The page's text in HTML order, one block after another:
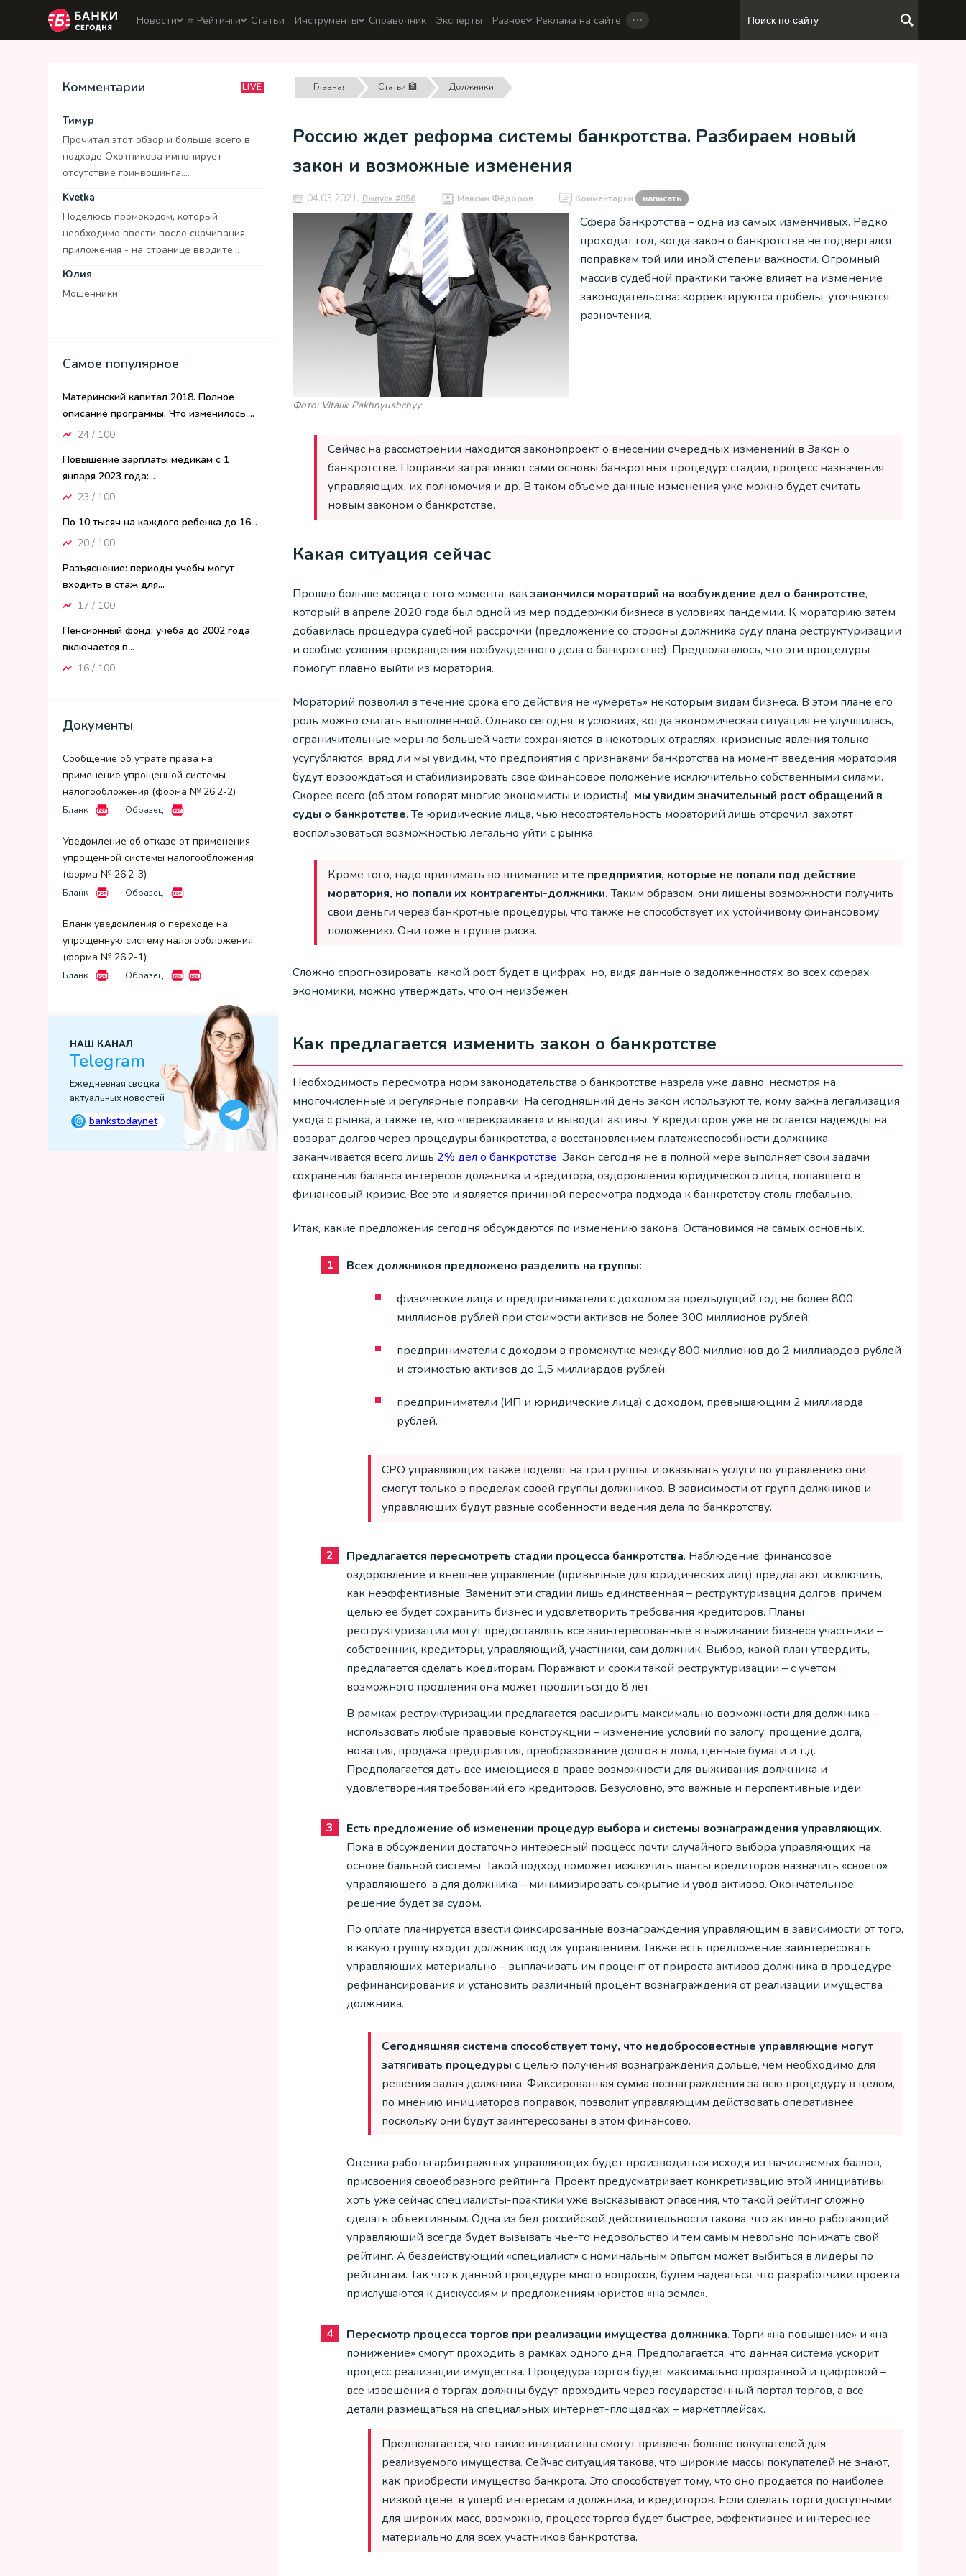
Новости ⭐️ Рейтинги Статьи Инструменты Справочник Эксперты Разное Реклама на сайте …
Комментарии LIVE
Тимур
Прочитал этот обзор и больше всего в
подходе Охотникова импонирует
отсутствие гринвошинга....
Kvetka
Поделюсь промокодом, который
необходимо ввести после скачивания
приложения - на странице вводите...
Юлия
Мошенники
Самое популярное
Материнский капитал 2018. Полное
описание программы. Что изменилось,...
24 / 100
Повышение зарплаты медикам с 1
января 2023 года:...
23 / 100
По 10 тысяч на каждого ребенка до 16...
20 / 100
Разъяснение: периоды учебы могут
входить в стаж для...
17 / 100
Пенсионный фонд: учеба до 2002 года
включается в...
16 / 100
Документы
Сообщение об утрате права на
применение упрощенной системы
налогообложения (форма № 26.2-2)
Бланк Образец
Уведомление об отказе от применения
упрощенной системы налогообложения
(форма № 26.2-3)
Бланк Образец
Бланк уведомления о переходе на
упрощенную систему налогообложения
(форма № 26.2-1)
Бланк Образец
НАШ КАНАЛ
Telegram
Ежедневная сводка
актуальных новостей
@ bankstodaynet
Главная Статьи 🏦 Должники
Россию ждет реформа системы банкротства. Разбираем новый
закон и возможные изменения
04.03.2021, Выпуск #056 Максим Фёдоров Комментарии написать
Фото: Vitalik Pakhnyushchyy
Сфера банкротства – одна из самых изменчивых. Редко
проходит год, когда закон о банкротстве не подвергался
поправкам той или иной степени важности. Огромный
массив судебной практики также влияет на изменение
законодательства: корректируются пробелы, уточняются
разночтения.
Сейчас на рассмотрении находится законопроект о внесении очередных изменений в Закон о
банкротстве. Поправки затрагивают сами основы банкротных процедур: стадии, процесс назначения
управляющих, их полномочия и др. В таком объеме данные изменения уже можно будет считать
новым законом о банкротстве.
Какая ситуация сейчас
Прошло больше месяца с того момента, какзакончился мораторий на возбуждение дел о банкротстве,
который в апреле 2020 года был одной из мер поддержки бизнеса в условиях пандемии. К мораторию затем
добавилась процедура судебной рассрочки (предложение со стороны должника суду плана реструктуризации
и особые условия прекращения возбужденного дела о банкротстве). Предполагалось, что эти процедуры
помогут плавно выйти из моратория.
Мораторий позволил в течение срока его действия не «умереть» некоторым видам бизнеса. В этом плане его
роль можно считать выполненной. Однако сегодня, в условиях, когда экономическая ситуация не улучшилась,
ограничительные меры по большей части сохраняются в некоторых отраслях, кризисные явления только
усугубляются, вряд ли мы увидим, что предприятия с признаками банкротства на момент введения моратория
будут возрождаться и стабилизировать свое финансовое положение исключительно собственными силами.
Скорее всего (об этом говорят многие экономисты и юристы), мы увидим значительный рост обращений в
суды о банкротстве. Те юридические лица, чью несостоятельность мораторий лишь отсрочил, захотят
воспользоваться возможностью легально уйти с рынка.
Кроме того, надо принимать во внимание и те предприятия, которые не попали под действие
моратория, но попали их контрагенты-должники.Таким образом, они лишены возможности получить
свои деньги через банкротные процедуры, что также не способствует их устойчивому финансовому
положению. Они тоже в группе риска.
Сложно спрогнозировать, какой рост будет в цифрах, но, видя данные о задолженностях во всех сферах
экономики, можно утверждать, что он неизбежен.
Как предлагается изменить закон о банкротстве
Необходимость пересмотра норм законодательства о банкротстве назрела уже давно, несмотря на
многочисленные и регулярные поправки. На сегодняшний день закон используют те, кому важна легализация
ухода с рынка, а также те, кто «перекраивает» и выводит активы. У кредиторов уже не остается надежды на
возврат долгов через процедуры банкротства, а восстановлением платежеспособности должника
заканчивается всего лишь 2% дел о банкротстве. Закон сегодня не в полной мере выполняет свои задачи
сохранения баланса интересов должника и кредитора, оздоровления юридического лица, попавшего в
финансовый кризис. Все это и является причиной пересмотра подхода к банкротству столь глобально.
Итак, какие предложения сегодня обсуждаются по изменению закона. Остановимся на самых основных.
Всех должников предложено разделить на группы:
физические лица и предприниматели с доходом за предыдущий год не более 800
миллионов рублей при стоимости активов не более 300 миллионов рублей;
предприниматели с доходом в промежутке между 800 миллионов до 2 миллиардов рублей
и стоимостью активов до 1,5 миллиардов рублей;
предприниматели (ИП и юридические лица) с доходом, превышающим 2 миллиарда
рублей.
СРО управляющих также поделят на три группы, и оказывать услуги по управлению они
смогут только в пределах своей группы должников. В зависимости от групп должников и
управляющих будут разные особенности ведения дела по банкротству.
Предлагается пересмотреть стадии процесса банкротства. Наблюдение, финансовое
оздоровление и внешнее управление (привычные для юридических лиц) предлагают исключить,
как неэффективные. Заменит эти стадии лишь единственная – реструктуризация долгов, причем
целью ее будет сохранить бизнес и удовлетворить требования кредиторов. Планы
реструктуризации могут предоставлять все заинтересованные в выживании бизнеса участники –
собственник, кредиторы, управляющий, участники, сам должник. Выбор, какой план утвердить,
предлагается сделать кредиторам. Поражают и сроки такой реструктуризации – с учетом
возможного продления она может продлиться до 8 лет.
В рамках реструктуризации предлагается расширить максимально возможности для должника –
использовать любые правовые конструкции – изменение условий по залогу, прощение долга,
новация, продажа предприятия, преобразование долгов в доли, ценные бумаги и т.д.
Предполагается дать все имеющиеся в праве возможности для выживания должника и
удовлетворения требований его кредиторов. Безусловно, это важные и перспективные идеи.
Есть предложение об изменении процедур выбора и системы вознаграждения управляющих.
Пока в обсуждении достаточно интересный процесс почти случайного выбора управляющих на
основе бальной системы. Такой подход поможет исключить шансы кредиторов назначить «своего»
управляющего, а для должника – минимизировать сокрытие и увод активов. Окончательное
решение будет за судом.
По оплате планируется ввести фиксированные вознаграждения управляющим в зависимости от того,
в какую группу входит должник под их управлением. Также есть предложение заинтересовать
управляющих материально – выплачивать им процент от прироста активов должника в процедуре
рефинансирования и установить различный процент вознаграждения от реализации имущества
должника.
Сегодняшняя система способствует тому, что недобросовестные управляющие могут
затягивать процедуры с целью получения вознаграждения дольше, чем необходимо для
решения задач должника. Фиксированная сумма вознаграждения за всю процедуру в целом,
по мнению инициаторов поправок, позволит управляющим действовать оперативнее,
поскольку они будут заинтересованы в этом финансово.
Оценка работы арбитражных управляющих будет производиться исходя из начисляемых баллов,
присвоения своеобразного рейтинга. Проект предусматривает конкретизацию этой инициативы,
хоть уже сейчас специалисты-практики уже высказывают опасения, что такой рейтинг сложно
сделать объективным. Одна из бед российской действительности такова, что активно работающий
управляющий всегда будет вызывать чье-то недовольство и тем самым невольно понижать свой
рейтинг. А бездействующий «специалист» с номинальным опытом может выбиться в лидеры по
рейтингам. Так что к данной процедуре много вопросов, будем надеяться, что разработчики проекта
прислушаются к дискуссиям и предложениям юристов «на земле».
Пересмотр процесса торгов при реализации имущества должника. Торги «на повышение» и «на
понижение» смогут проходить в рамках одного дня. Предполагается, что данная система ускорит
процесс реализации имущества. Процедура торгов будет максимально прозрачной и цифровой –
все извещения о торгах должны будут проходить через государственный портал торгов, а все
детали размещаться на специальных интернет-площадках – маркетплейсах.
Предполагается, что такие инициативы смогут привлечь больше покупателей для
реализуемого имущества. Сейчас ситуация такова, что широкие массы покупателей не знают,
как приобрести имущество банкрота. Это способствует тому, что оно продается по наиболее
низкой цене, в ущерб интересам и должника, и кредиторов. Если сделать торги доступными
для широких масс, возможно, процесс торгов будет быстрее, эффективнее и интереснее
материально для всех участников банкротства.